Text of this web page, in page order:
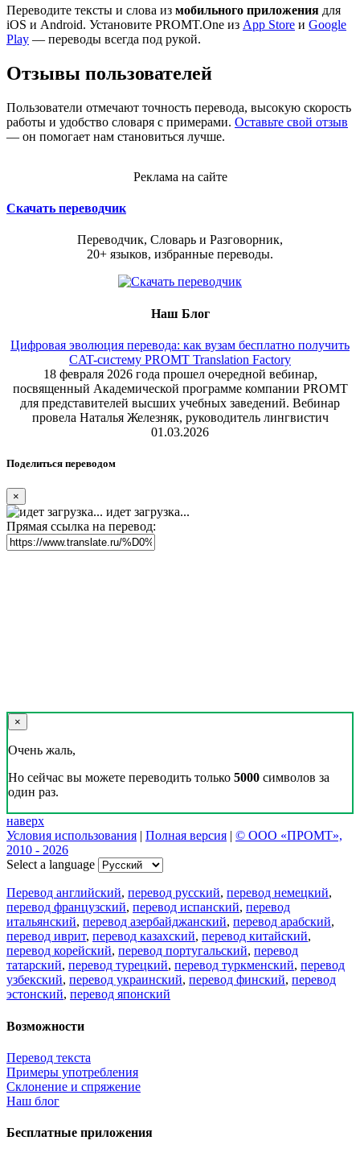
Переводите тексты и слова из мобильного приложения для
iOS и Android. Установите PROMT.One из App Store и Google
Play — переводы всегда под рукой.
Отзывы пользователей
Пользователи отмечают точность перевода, высокую скорость
работы и удобство словаря с примерами. Оставьте свой отзыв
— он помогает нам становиться лучше.
Реклама на сайте
Скачать переводчик
Переводчик, Словарь и Разговорник,
20+ языков, избранные переводы.
Наш Блог
Цифровая эволюция перевода: как вузам бесплатно получить
CAT-систему PROMT Translation Factory
18 февраля 2026 года прошел очередной вебинар,
посвященный Академической программе компании PROMT
для представителей высших учебных заведений. Вебинар
провела Наталья Железняк, руководитель лингвистич
01.03.2026
Поделиться переводом
×
идет загрузка...
Прямая ссылка на перевод:
×
Очень жаль,
Но сейчас вы можете переводить только 5000 символов за
один раз.
наверх
Условия использования | Полная версия | © ООО «ПРОМТ»,
2010 - 2026
Select a language
Перевод английский, перевод русский, перевод немецкий,
перевод французский, перевод испанский, перевод
итальянский, перевод азербайджанский, перевод арабский,
перевод иврит, перевод казахский, перевод китайский,
перевод корейский, перевод португальский, перевод
татарский, перевод турецкий, перевод туркменский, перевод
узбекский, перевод украинский, перевод финский, перевод
эстонский, перевод японский
Возможности
Перевод текста
Примеры употребления
Склонение и спряжение
Наш блог
Бесплатные приложения